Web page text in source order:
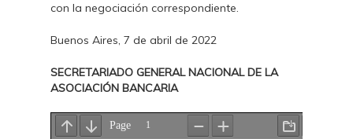
con la negociación correspondiente.
Buenos Aires, 7 de abril de 2022
SECRETARIADO GENERAL NACIONAL DE LA
ASOCIACIÓN BANCARIA